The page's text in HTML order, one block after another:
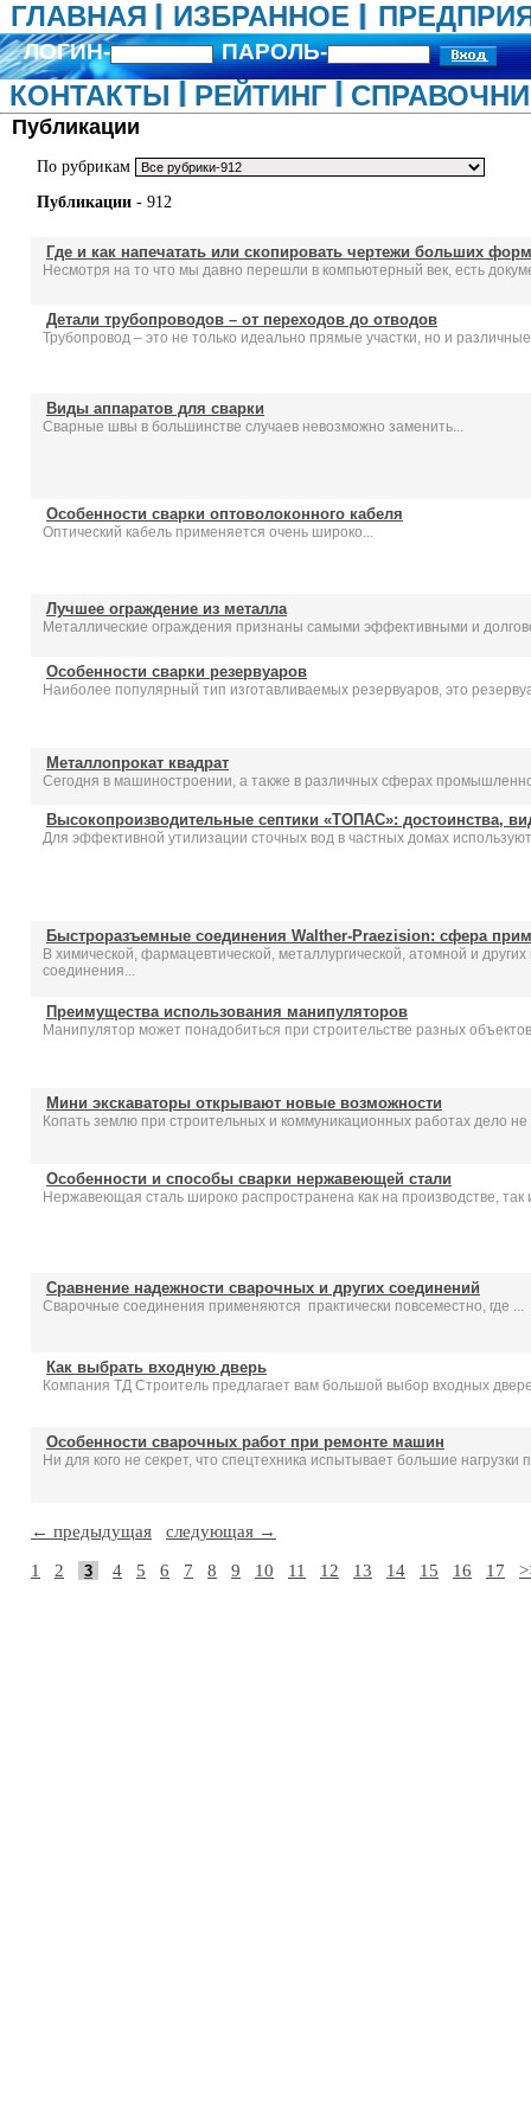
ГЛАВНАЯ ИЗБРАННОЕ
ЛОГИН- ПАРОЛЬ-
КОНТАКТЫ РЕЙТИНГ
Публикации
По рубрикам
Публикации - 912
Где и как напечатать или скопировать чертежи больших
Несмотря на то что мы давно перешли в компьютерный век, есть
Детали трубопроводов – от переходов до отводов
Трубопровод – это не только идеально прямые участки, но и
Виды аппаратов для сварки
Сварные швы в большинстве случаев невозможно заменить...
Особенности сварки оптоволоконного кабеля
Оптический кабель применяется очень широко...
Лучшее ограждение из металла
Металлические ограждения признаны самыми эффективными и
Особенности сварки резервуаров
Наиболее популярный тип изготавливаемых резервуаров, это
Металлопрокат квадрат
Сегодня в машиностроении, а также в различных сферах
Высокопроизводительные септики «ТОПАС»: достоинства,
Для эффективной утилизации сточных вод в частных домах
Быстроразъемные соединения Walther-Praezision: сфера
В химической, фармацевтической, металлургической, атомной и
соединения...
Преимущества использования манипуляторов
Манипулятор может понадобиться при строительстве разных
Мини экскаваторы открывают новые возможности
Копать землю при строительных и коммуникационных работах дело не
Особенности и способы сварки нержавеющей стали
Нержавеющая сталь широко распространена как на производстве, так
Сравнение надежности сварочных и других соединений
Сварочные соединения применяются практически повсеместно, где ...
Как выбрать входную дверь
Компания ТД Строитель предлагает вам большой выбор входных
Особенности сварочных работ при ремонте машин
Ни для кого не секрет, что спецтехника испытывает большие нагрузки
← предыдущая следующая →
1 2 3 4 5 6 7 8 9 10 11 12 13 14 15 16 17